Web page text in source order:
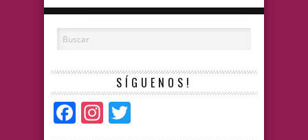
SÍGUENOS!
Facebook
Instagram